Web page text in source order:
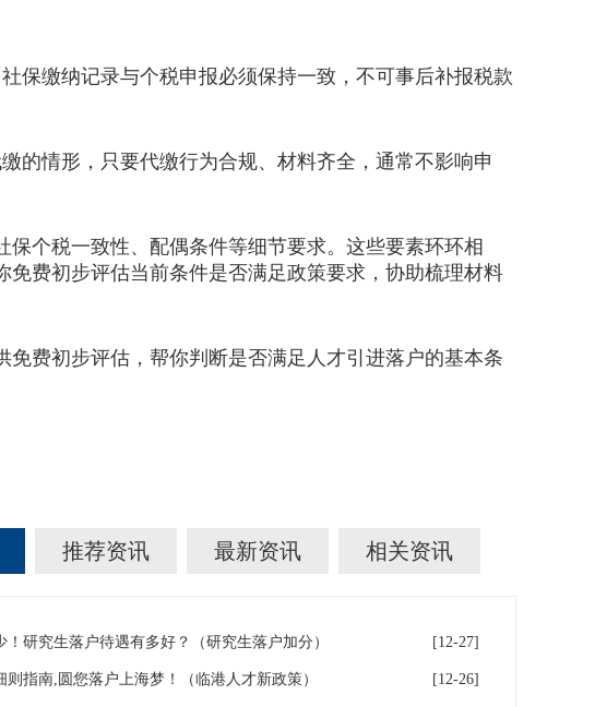
缴纳记录与个税申报必须保持一致，不可事后补报税款
情形，只要代缴行为合规、材料齐全，通常不影响申
个税一致性、配偶条件等细节要求。这些要素环环相
费初步评估当前条件是否满足政策要求，协助梳理材料
费初步评估，帮你判断是否满足人才引进落户的基本条
推荐资讯 最新资讯 相关资讯
！研究生落户待遇有多好？（研究生落户加分） [12-27]
则指南,圆您落户上海梦！（临港人才新政策） [12-26]